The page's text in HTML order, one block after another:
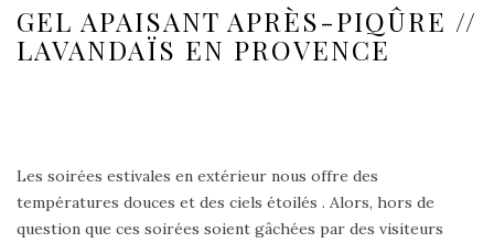
GEL APAISANT APRÈS-PIQÛRE //
LAVANDAÏS EN PROVENCE
Les soirées estivales en extérieur nous offre des
températures douces et des ciels étoilés . Alors, hors de
question que ces soirées soient gâchées par des visiteurs